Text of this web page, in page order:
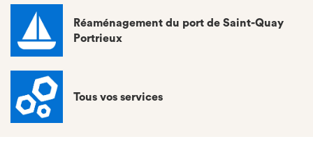
Réaménagement du port de Saint-Quay
Portrieux
Tous vos services